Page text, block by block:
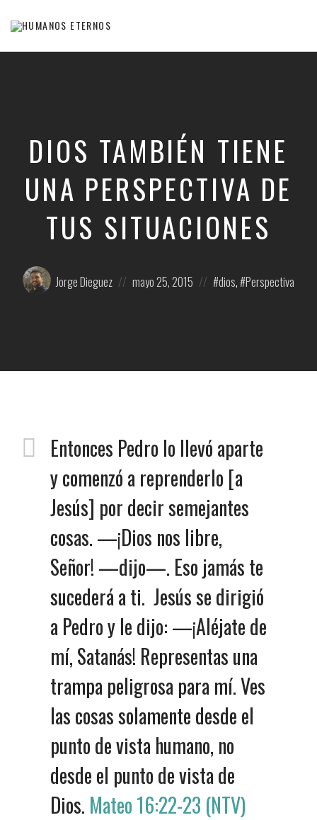
humanos,
muchoDIOS TAMBIÉN TIENE
UNA PERSPECTIVA DE
TUS SITUACIONES
Posted
by:
Jorge Dieguez
on
mayo 25, 2015
in:dios, Perspectiva
Entonces Pedro lo llevó aparte
y comenzó a reprenderlo [a
Jesús] por decir semejantes
cosas. —¡Dios nos libre,
Señor! —dijo—. Eso jamás te
sucederá a ti. Jesús se dirigió
a Pedro y le dijo: —¡Aléjate de
mí, Satanás! Representas una
trampa peligrosa para mí. Ves
las cosas solamente desde el
punto de vista humano, no
desde el punto de vista de
Dios. Mateo 16:22-23 (NTV)